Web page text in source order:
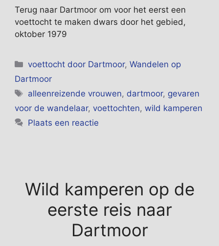
Terug naar Dartmoor om voor het eerst een
voettocht te maken dwars door het gebied,
oktober 1979
Categorieën
voettocht door Dartmoor,Wandelen op
Dartmoor
Tags
alleenreizende vrouwen, dartmoor, gevaren
voor de wandelaar, voettochten, wild kamperen
Plaats een reactie
Wild kamperen op de
eerste reis naar
Dartmoor